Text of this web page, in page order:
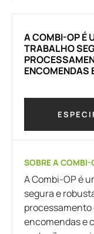
A COMBI-OP É
TRABALHO
ENCOMENDAS
SOBRE A COMBI-
A Combi-OP é
segura e
encomendas e